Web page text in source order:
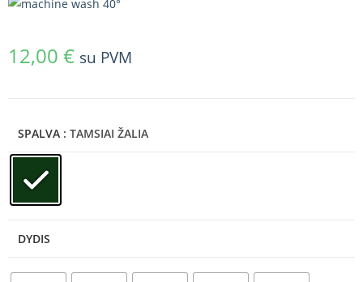
12,00 € su PVM
SPALVA : TAMSIAI ŽALIA
DYDIS